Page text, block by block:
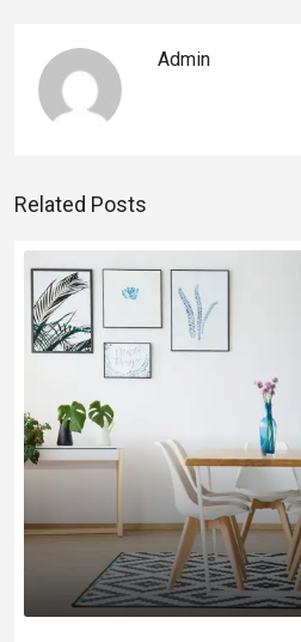
Admin
Related Posts